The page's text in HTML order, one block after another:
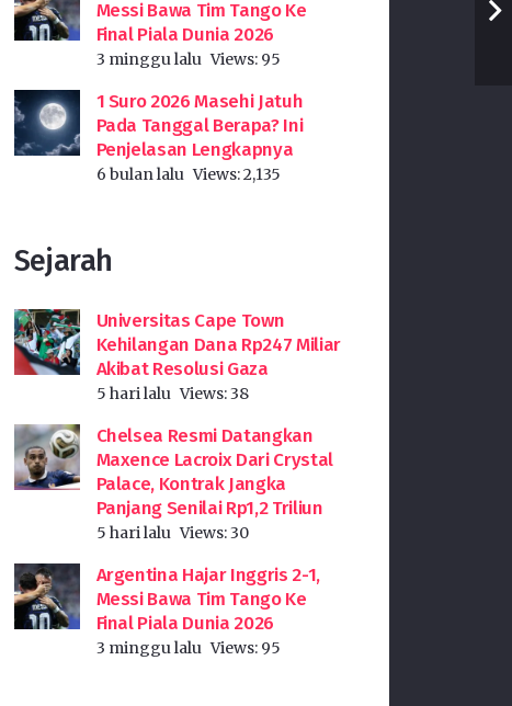
Messi Bawa Tim Tango Ke
Final Piala Dunia 2026
3 minggu lalu Views: 95
1 Suro 2026 Masehi Jatuh
Pada Tanggal Berapa? Ini
Penjelasan Lengkapnya
6 bulan lalu Views:2,135
Sejarah
Universitas Cape Town
Kehilangan Dana Rp247 Miliar
Akibat Resolusi Gaza
5 hari lalu Views:38
Chelsea Resmi Datangkan
Maxence Lacroix Dari Crystal
Palace, Kontrak Jangka
Panjang Senilai Rp1,2 Triliun
5 hari lalu Views:30
Argentina Hajar Inggris 2-1,
Messi Bawa Tim Tango Ke
Final Piala Dunia 2026
3 minggu lalu Views: 95